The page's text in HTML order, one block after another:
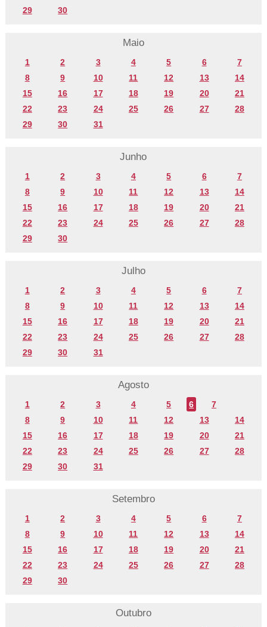
29 30
Maio
1 2 3 4 5 6
7
8
9 10 11 12 13
14
15
16 17 18 19 20
21
22
23 24 25 26 27
28
29
30 31
Junho
1 2 3 4 5 6
7
8
9 10 11 12 13
14
15
16 17 18 19 20
21
22
23 24 25 26 27
28
29
30
Julho
1 2 3 4 5 6
7
8
9 10 11 12 13
14
15
16 17 18 19 20
21
22
23 24 25 26 27
28
29
30 31
Agosto
1 2 3 4 5 6
7
8
9 10 11 12 13
14
15
16 17 18 19 20
21
22
23 24 25 26 27
28
29
30 31
Setembro
1 2 3 4 5 6
7
8
9 10 11 12 13
14
15
16 17 18 19 20
21
22
23 24 25 26 27
28
29
30
Outubro